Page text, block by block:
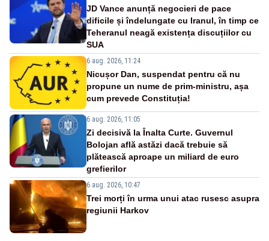
JD Vance anunță negocieri de pace
dificile și îndelungate cu Iranul, în timp ce
Teheranul neagă existența discuțiilor cu
SUA
6 aug. 2026, 11:24
Nicușor Dan, suspendat pentru că nu
propune un nume de prim-ministru, așa
cum prevede Constituția!
6 aug. 2026, 11:05
Zi decisivă la Înalta Curte. Guvernul
Bolojan află astăzi dacă trebuie să
plătească aproape un miliard de euro
grefierilor
6 aug. 2026, 10:47
Trei morți în urma unui atac rusesc asupra
regiunii Harkov